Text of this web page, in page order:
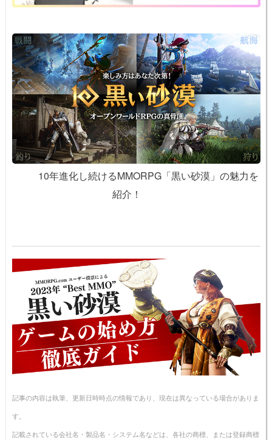
10年進化し続けるMMORPG「黒い砂漠」の魅力を
紹介！
記事の内容は執筆、更新日時時点の情報であり、現在は異なっている場合がありま
す。
記載されている会社名・製品名・システム名などは、各社の商標、または登録商標